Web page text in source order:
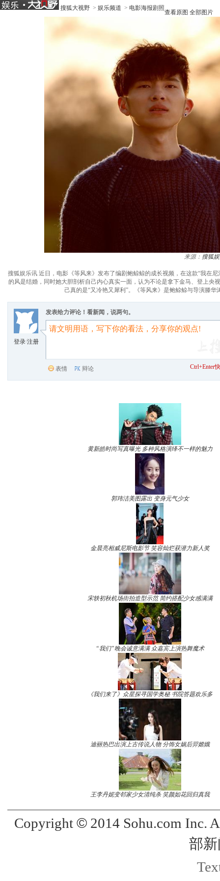
搜狐大视野 > 娱乐频道 > 电影海报剧照
查看原图 全部图片
来源： 搜狐
搜狐娱乐讯 近日，电影《等风来》发布了编剧鲍鲸鲸的成长视频，在这款“我在
的风是结婚，同时她大胆剖析自己内心真实一面，认为不论是拿下金马、登上央
己真的是“又冷艳又犀利”。《等风来》是鲍鲸鲸与导演滕
登录/注册
发表给力评论！看新闻，说两句。
表情 辩论 Ctrl+Enter
黄新皓时尚写真曝光 多种风格演绎不一样的魅力
郭玮洁美图露出 变身元气少女
金晨亮相威尼斯电影节 笑容灿烂获潜力新人奖
宋轶初秋机场街拍造型示范 简约搭配少女感满满
“我们”晚会诚意满满 众嘉宾上演热舞魔术
《我们来了》众星探寻国学奥秘 书院答题欢乐多
迪丽热巴出演上古传说人物 分饰女娲后羿嫦娥
王李丹妮变邻家少女清纯杀 笑颜如花回归真我
Copyright ©2014 Sohu.com Inc.
部